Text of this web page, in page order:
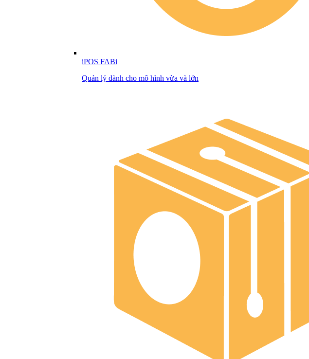
iPOS FABi
Quản lý dành cho mô hình vừa và lớn